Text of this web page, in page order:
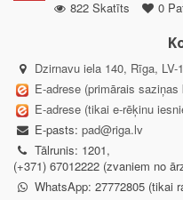
822 Skatīts
0
Dzirnavu iela 140, Rīga, LV-
E-adrese (primārais saziņas
E-adrese (tikai e-rēķinu
E-pasts: pad@riga.lv
Tālrunis: 1201,
(+371) 67012222 (zvaniem no
WhatsApp: 27772805 (tikai